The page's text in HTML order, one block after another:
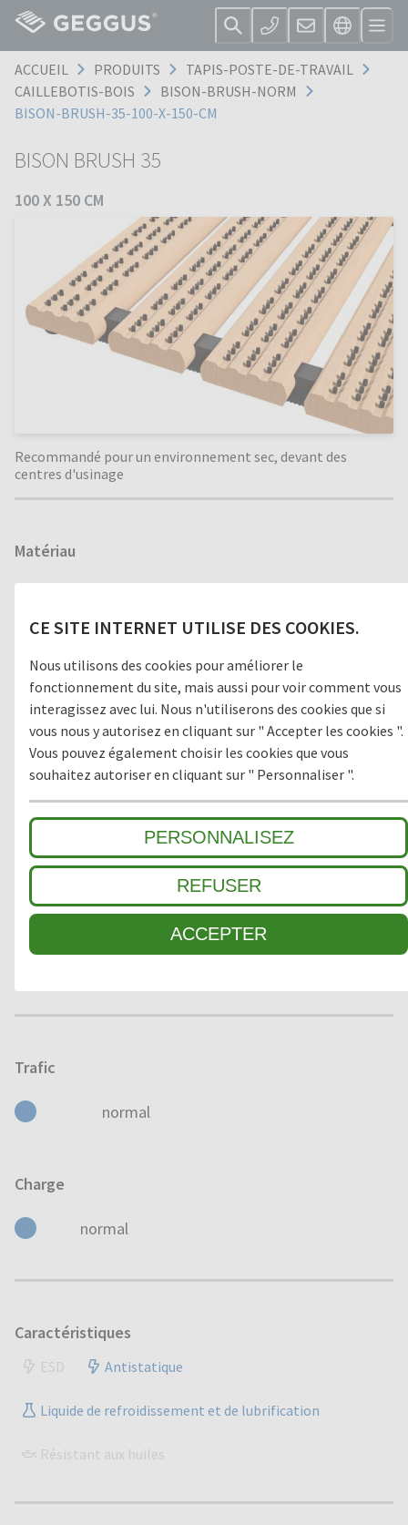
CE SITE INTERNET UTILISE DES COOKIES.
Nous utilisons des cookies pour améliorer le
fonctionnement du site, mais aussi pour voir comment vous
interagissez avec lui. Nous n'utiliserons des cookies que si
vous nous y autorisez en cliquant sur " Accepter les cookies ".
Vous pouvez également choisir les cookies que vous
souhaitez autoriser en cliquant sur " Personnaliser ".
PERSONNALISEZ
REFUSER
ACCEPTER
ACCUEIL PRODUITS
TAPIS-POSTE-DE-TRAVAIL
CAILLEBOTIS-BOIS
BISON-BRUSH-NORM
BISON-BRUSH-35-100-X-150-CM
BISON BRUSH 35
100 X 150 CM
Recommandé pour un environnement sec, devant des
centres d'usinage
Matériau
Version
OUVERT FERMÉ
Environnement
MOUILLÉ
Domaine d'application
Trafic
normal
Charge
normal
Caractéristiques
ESD Antistatique
Liquide de refroidissement et de lubrification
Résistant aux huiles